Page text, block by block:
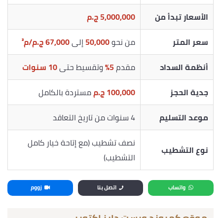
الأسعار تبدأ من
5,000,000 ج.م
سعر المتر
من نحو50,000إلى67,000 ج.م/م²
أنظمة السداد
مقدم5% وتقسيط حتى10 سنوات
جدية الحجز
100,000 ج.م
مستردة بالكامل
موعد التسليم
4 سنوات من تاريخ التعاقد
نوع التشطيب
نصف تشطيب (مع إتاحة خيار كامل
التشطيب)
واتساب اتصل بنا زووم